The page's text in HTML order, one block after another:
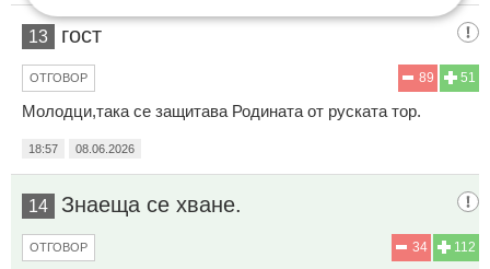
13 гост
51
89
ОТГОВОР
Молодци,така се защитава Родината от руската тор.
18:57 08.06.2026
14 Знаеща се хване.
112
34
ОТГОВОР